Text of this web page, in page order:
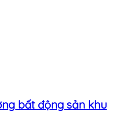
bất động sản khu